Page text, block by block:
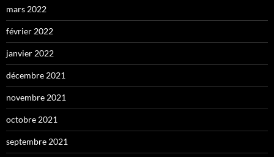
mars 2022
février 2022
janvier 2022
décembre 2021
novembre 2021
octobre 2021
septembre 2021